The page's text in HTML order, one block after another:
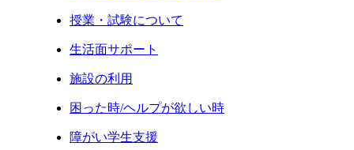
授業・試験について
生活面サポート
施設の利用
困った時/ヘルプが欲しい時
障がい学生支援